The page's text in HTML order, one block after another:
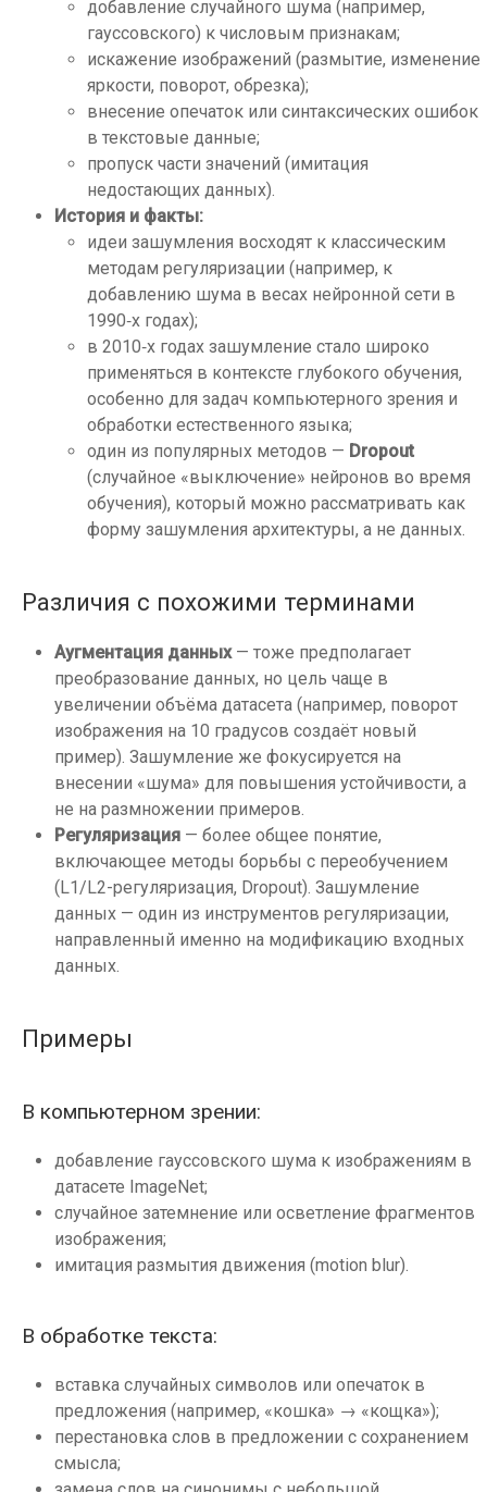
добавление случайного шума (например,
гауссовского) к числовым признакам;
искажение изображений (размытие, изменение
яркости, поворот, обрезка);
внесение опечаток или синтаксических ошибок
в текстовые данные;
пропуск части значений (имитация
недостающих данных).
История и факты:
идеи зашумления восходят к классическим
методам регуляризации (например, к
добавлению шума в весах нейронной сети в
1990‑х годах);
в 2010‑х годах зашумление стало широко
применяться в контексте глубокого обучения,
особенно для задач компьютерного зрения и
обработки естественного языка;
один из популярных методов — Dropout
(случайное «выключение» нейронов во время
обучения), который можно рассматривать как
форму зашумления архитектуры, а не данных.
Различия с похожими терминами
Аугментация данных— тоже предполагает
преобразование данных, но цель чаще в
увеличении объёма датасета (например, поворот
изображения на 10 градусов создаёт новый
пример). Зашумление же фокусируется на
внесении «шума» для повышения устойчивости, а
не на размножении примеров.
Регуляризация — более общее понятие,
включающее методы борьбы с переобучением
(L1/L2-регуляризация, Dropout). Зашумление
данных — один из инструментов регуляризации,
направленный именно на модификацию входных
данных.
Примеры
В компьютерном зрении:
добавление гауссовского шума к изображениям в
датасете ImageNet;
случайное затемнение или осветление фрагментов
изображения;
имитация размытия движения (motion blur).
В обработке текста:
вставка случайных символов или опечаток в
предложения (например, «кошка» → «кощка»);
перестановка слов в предложении с сохранением
смысла;